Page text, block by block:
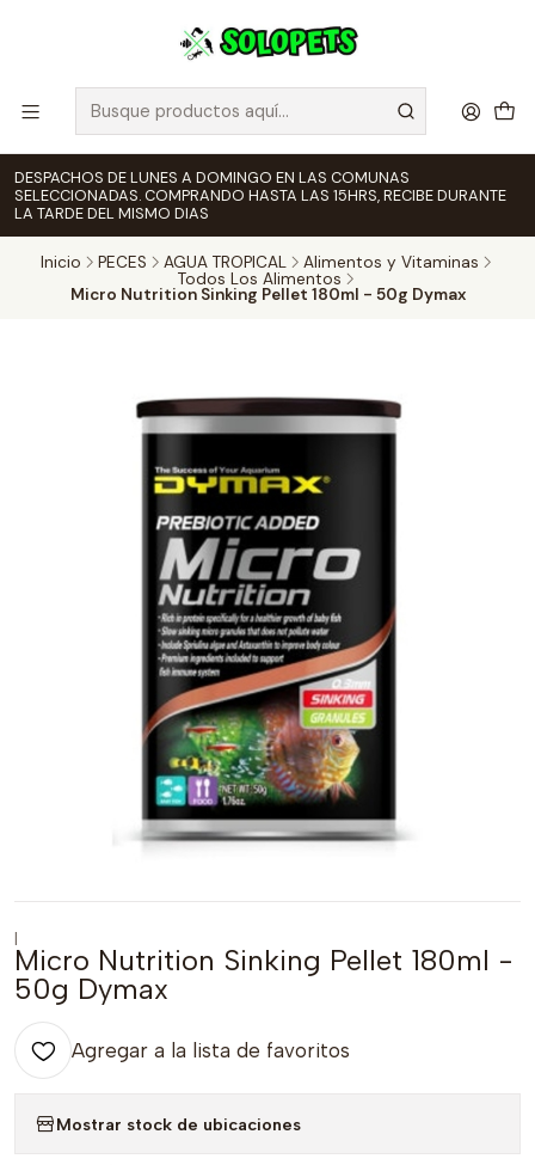
DESPACHOS DE LUNES A DOMINGO EN LAS COMUNAS
SELECCIONADAS. COMPRANDO HASTA LAS 15HRS, RECIBE DURANTE
LA TARDE DEL MISMO DIAS
Inicio PECES AGUA TROPICAL
Alimentos y Vitaminas
Todos Los Alimentos
Micro Nutrition Sinking Pellet 180ml - 50g Dymax
|
Micro Nutrition Sinking Pellet 180ml -
50g Dymax
Agregar a la lista de favoritos
Mostrar stock de ubicaciones